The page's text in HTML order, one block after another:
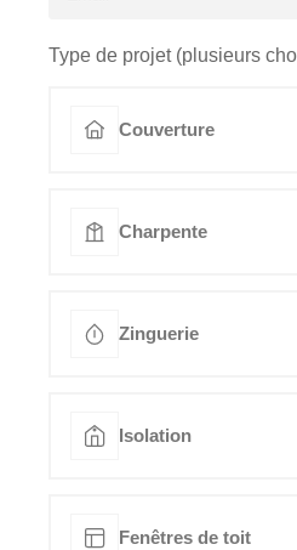
Type de projet (plusieurs
Couverture
Charpente
Zinguerie
Isolation
Fenêtres de toit